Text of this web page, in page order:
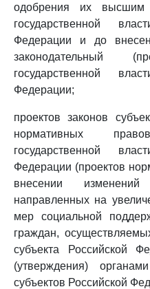
одобрения их высшим
государственной
Федерации и до
законодательный
государственной
Федерации;
проектов законов
нормативных
государственной
Федерации (проектов
внесении
направленных на
мер социальной
граждан,
субъекта Российской
(утверждения)
субъектов Российской